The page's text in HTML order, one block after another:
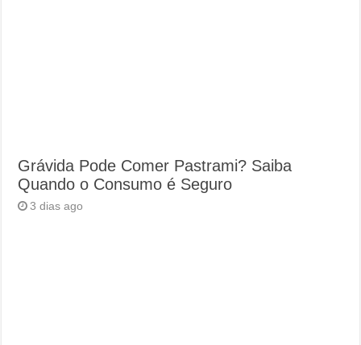
Grávida Pode Comer Pastrami? Saiba
Quando o Consumo é Seguro
3 dias ago